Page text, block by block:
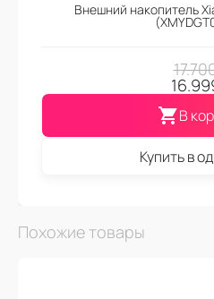
Внешний накопитель
В
Купить в
Похожие товары